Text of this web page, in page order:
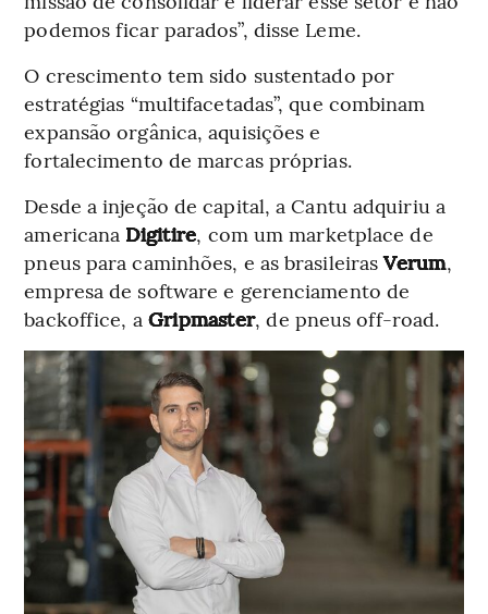
podemos ficar parados”, disse Leme.
O crescimento tem sido sustentado por
estratégias “multifacetadas”, que combinam
expansão orgânica, aquisições e
fortalecimento de marcas próprias.
Desde a injeção de capital, a Cantu adquiriu a
americana Digitire, com um marketplace de
pneus para caminhões, e as brasileirasVerum,
empresa de software e gerenciamento de
backoffice, a Gripmaster, de pneus off-road.